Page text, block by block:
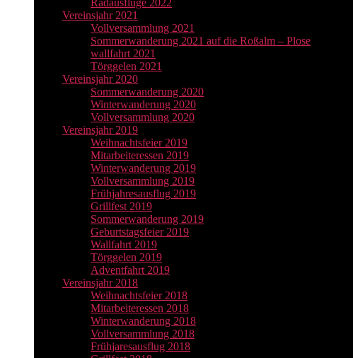
Radausflüge 2022
Vereinsjahr 2021
Vollversammlung 2021
Sommerwanderung 2021 auf die Roßalm – Plose
wallfahrt 2021
Törggelen 2021
Vereinsjahr 2020
Sommerwanderung 2020
Winterwanderung 2020
Vollversammlung 2020
Vereinsjahr 2019
Weihnachtsfeier 2019
Mitarbeiteressen 2019
Winterwanderung 2019
Vollversammlung 2019
Frühjahresausflug 2019
Grillfest 2019
Sommerwanderung 2019
Geburtstagsfeier 2019
Wallfahrt 2019
Törggelen 2019
Adventfahrt 2019
Vereinsjahr 2018
Weihnachtsfeier 2018
Mitarbeiteressen 2018
Winterwanderung 2018
Vollversammlung 2018
Frühjaresausflug 2018